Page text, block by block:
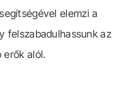
elemzi a
felszabadulhassunk az
erők alól.